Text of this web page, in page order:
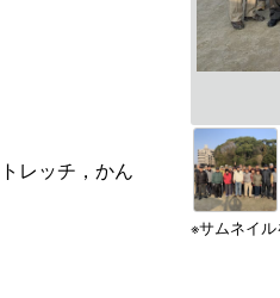
レッチ，かん
※サムネイル